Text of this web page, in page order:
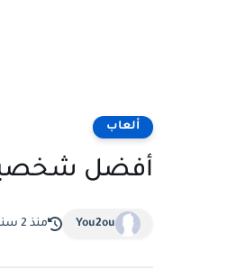
ألعاب
أفضل
You2ou منذ 2 سنة